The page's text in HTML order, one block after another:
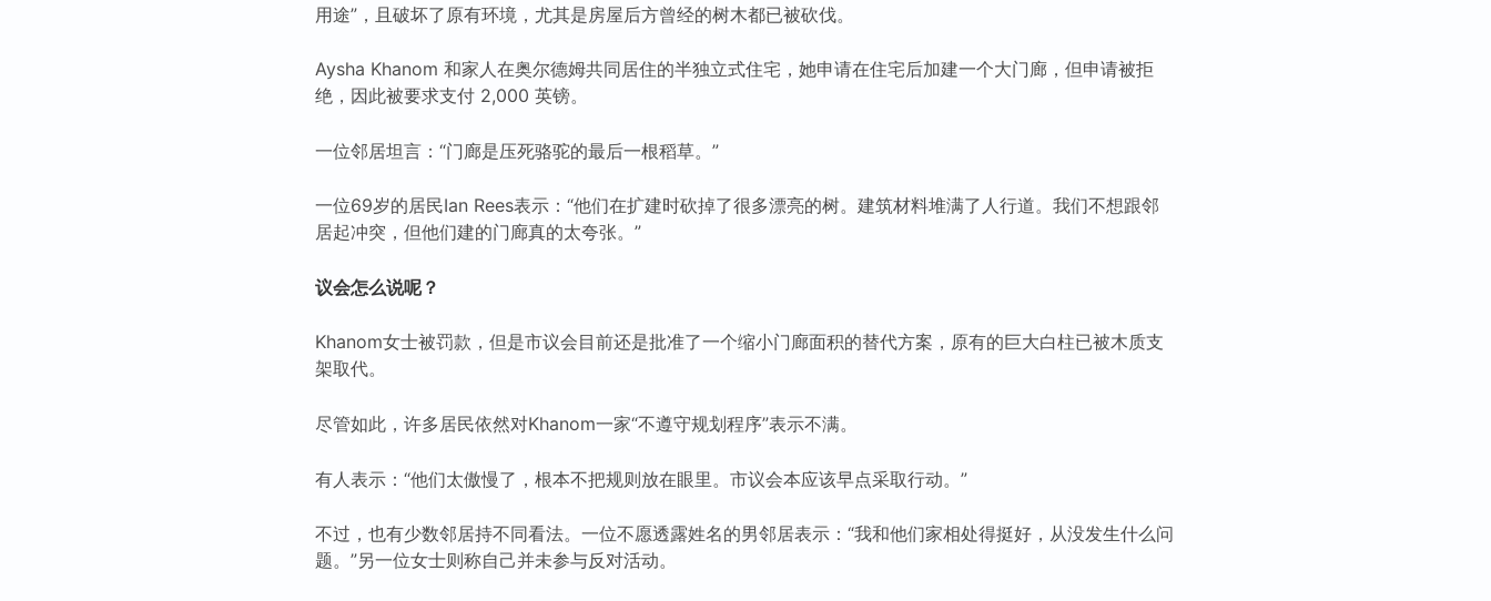
用途”，且破坏了原有环境，尤其是房屋后方曾经的树木都已被砍伐。
Aysha Khanom 和家人在奥尔德姆共同居住的半独立式住宅，她申请在住宅后加建一个大门廊，但申请被拒
绝，因此被要求支付 2,000 英镑。
一位邻居坦言：“门廊是压死骆驼的最后一根稻草。”
一位69岁的居民Ian Rees表示：“他们在扩建时砍掉了很多漂亮的树。建筑材料堆满了人行道。我们不想跟邻
居起冲突，但他们建的门廊真的太夸张。”
议会怎么说呢？
Khanom女士被罚款，但是市议会目前还是批准了一个缩小门廊面积的替代方案，原有的巨大白柱已被木质支
架取代。
尽管如此，许多居民依然对Khanom一家“不遵守规划程序”表示不满。
有人表示：“他们太傲慢了，根本不把规则放在眼里。市议会本应该早点采取行动。”
不过，也有少数邻居持不同看法。一位不愿透露姓名的男邻居表示：“我和他们家相处得挺好，从没发生什么问
题。”另一位女士则称自己并未参与反对活动。